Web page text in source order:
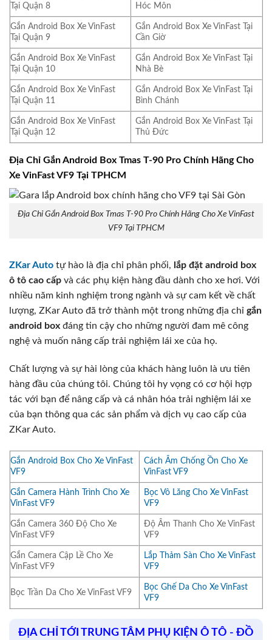
Tại Quận 8
Hóc Môn
Gắn Android Box Xe VinFast
Tại Quận 9
Gắn Android Box Xe VinFast Tại
Cần Giờ
Gắn Android Box Xe VinFast
Tại Quận 10
Gắn Android Box Xe VinFast Tại
Nhà Bè
Gắn Android Box Xe VinFast
Tại Quận 11
Gắn Android Box Xe VinFast Tại
Bình Chánh
Gắn Android Box Xe VinFast
Tại Quận 12
Gắn Android Box Xe VinFast Tại
Thủ Đức
Địa Chỉ Gắn Android Box Tmas T-90 Pro Chính Hãng Cho
Xe VinFast VF9 Tại TPHCM
Địa Chỉ Gắn Android Box Tmas T-90 Pro Chính Hãng Cho Xe VinFast
VF9 Tại TPHCM
ZKar Auto tự hào là địa chỉ phân phối, lắp đặt android box
ô tô cao cấp và các phụ kiện hàng đầu dành cho xe hơi. Với
nhiều năm kinh nghiệm trong ngành và sự cam kết về chất
lượng, ZKar Auto đã trở thành một trong những địa chỉ gắn
android box đáng tin cậy cho những người đam mê công
nghệ và muốn nâng cấp trải nghiệm lái xe của họ.
Chất lượng và sự hài lòng của khách hàng luôn là ưu tiên
hàng đầu của chúng tôi. Chúng tôi hy vọng có cơ hội hợp
tác với bạn để nâng cấp và cá nhân hóa trải nghiệm lái xe
của bạn thông qua các sản phẩm và dịch vụ cao cấp của
ZKar Auto.
Gắn Android Box Cho Xe VinFast
VF9
Cách Âm Chống Ồn Cho Xe
VinFast VF9
Gắn Camera Hành Trình Cho Xe
VinFast VF9
Bọc Vô Lăng Cho Xe VinFast
VF9
Gắn Camera 360 Độ Cho Xe
VinFast VF9
Độ Âm Thanh Cho Xe VinFast
VF9
Gắn Camera Cập Lề Cho Xe
VinFast VF9
Lắp Thảm Sàn Cho Xe VinFast
VF9
Bọc Trần Da Cho Xe VinFast VF9
Bọc Ghế Da Cho Xe VinFast
VF9
ĐỊA CHỈ TỚI TRUNG TÂM PHỤ KIỆN Ô TÔ - ĐỒ